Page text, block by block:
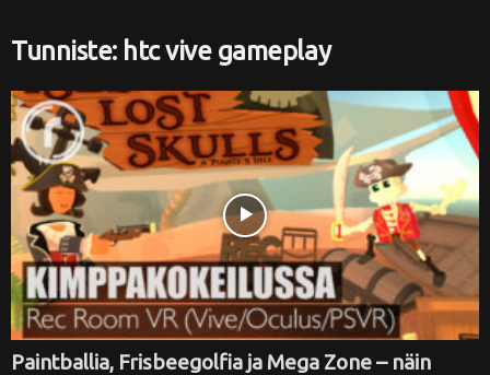
Tunniste: htc vive gameplay
Paintballia, Frisbeegolfia ja Mega Zone – näin